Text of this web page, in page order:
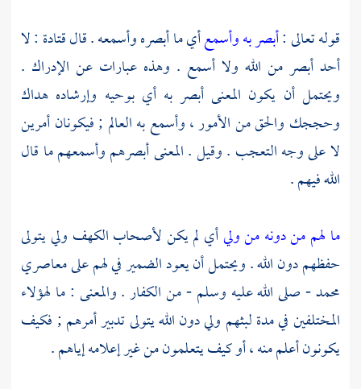
قوله تعالى :أبصر به وأسمعأي ما أبصره وأسمعه . قالقتادة : لا
أحد أبصر من الله ولا أسمع . وهذه عبارات عن الإدراك .
ويحتمل أن يكون المعنى أبصر به أي بوحيه وإرشاده هداك
وحججك والحق من الأمور ، وأسمع به العالم ; فيكونان أمرين
لا على وجه التعجب . وقيل . المعنى أبصرهم وأسمعهم ما قال
الله فيهم .
ما لهم من دونه من وليأي لم يكنلأصحاب الكهف ولي يتولى
حفظهم دون الله . ويحتمل أن يعود الضمير في لهم على معاصري
محمد- صلى الله عليه وسلم - من الكفار . والمعنى : ما لهؤلاء
المختلفين في مدة لبثهم ولي دون الله يتولى تدبير أمرهم ; فكيف
يكونون أعلم منه ، أو كيف يتعلمون من غير إعلامه إياهم .